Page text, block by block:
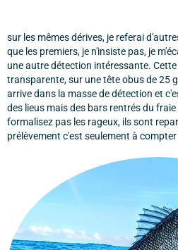
sur les mêmes dérives, je referai
que les premiers, je n'insiste pas, je
une autre détection intéressante.
transparente, sur une tête obus de 25
arrive dans la masse de détection et
des lieus mais des bars rentrés du
formalisez pas les rageux, ils sont
prélèvement c'est seulement à